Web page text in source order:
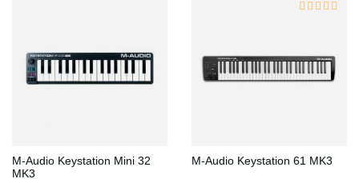
M-Audio Keystation Mini 32
MK3
M-Audio Keystation 61 MK3